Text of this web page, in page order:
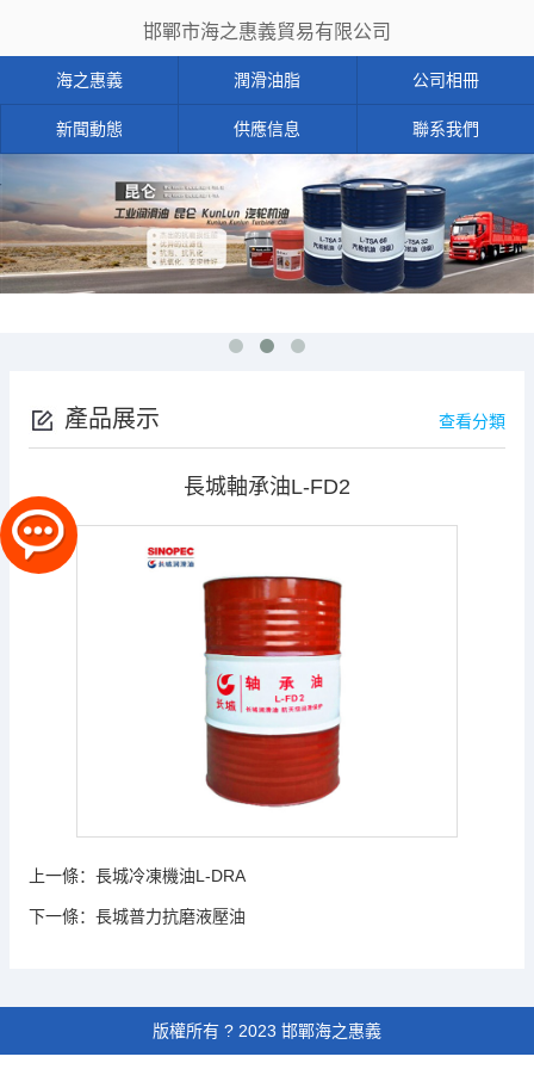
邯鄲市海之惠義貿易有限公司
海之惠義 潤滑油脂 公司相冊
新聞動態 供應信息 聯系我們
產品展示 查看分類
長城軸承油L-FD2
上一條： 長城冷凍機油L-DRA
下一條： 長城普力抗磨液壓油
版權所有 ? 2023 邯鄲海之惠義